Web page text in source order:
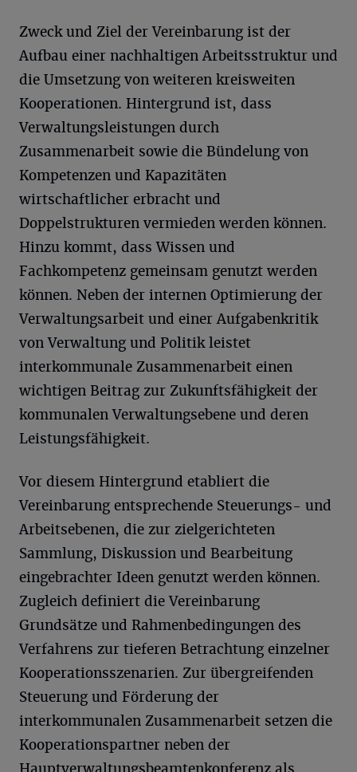
Zweck und Ziel der Vereinbarung ist der
Aufbau einer nachhaltigen Arbeitsstruktur und
die Umsetzung von weiteren kreisweiten
Kooperationen. Hintergrund ist, dass
Verwaltungsleistungen durch
Zusammenarbeit sowie die Bündelung von
Kompetenzen und Kapazitäten
wirtschaftlicher erbracht und
Doppelstrukturen vermieden werden können.
Hinzu kommt, dass Wissen und
Fachkompetenz gemeinsam genutzt werden
können. Neben der internen Optimierung der
Verwaltungsarbeit und einer Aufgabenkritik
von Verwaltung und Politik leistet
interkommunale Zusammenarbeit einen
wichtigen Beitrag zur Zukunftsfähigkeit der
kommunalen Verwaltungsebene und deren
Leistungsfähigkeit.
Vor diesem Hintergrund etabliert die
Vereinbarung entsprechende Steuerungs- und
Arbeitsebenen, die zur zielgerichteten
Sammlung, Diskussion und Bearbeitung
eingebrachter Ideen genutzt werden können.
Zugleich definiert die Vereinbarung
Grundsätze und Rahmenbedingungen des
Verfahrens zur tieferen Betrachtung einzelner
Kooperationsszenarien. Zur übergreifenden
Steuerung und Förderung der
interkommunalen Zusammenarbeit setzen die
Kooperationspartner neben der